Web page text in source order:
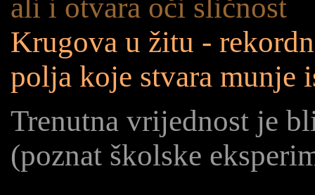
ali i otvara oči sličnost
Krugova u žitu -
polja koje stvara munje
Trenutna vrijednost je
(poznat školske